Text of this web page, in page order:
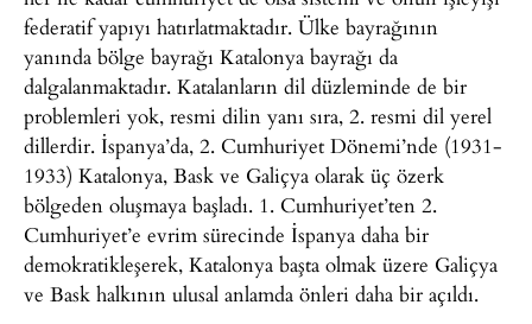
federatif yapıyı hatırlatmaktadır. Ülke bayrağının
yanında bölge bayrağı Katalonya bayrağı da
dalgalanmaktadır. Katalanların dil düzleminde de bir
problemleri yok, resmi dilin yanı sıra, 2. resmi dil yerel
dillerdir. İspanya’da, 2. Cumhuriyet Dönemi’nde (1931-
1933) Katalonya, Bask ve Galiçya olarak üç özerk
bölgeden oluşmaya başladı. 1. Cumhuriyet’ten 2.
Cumhuriyet’e evrim sürecinde İspanya daha bir
demokratikleşerek, Katalonya başta olmak üzere Galiçya
ve Bask halkının ulusal anlamda önleri daha bir açıldı.